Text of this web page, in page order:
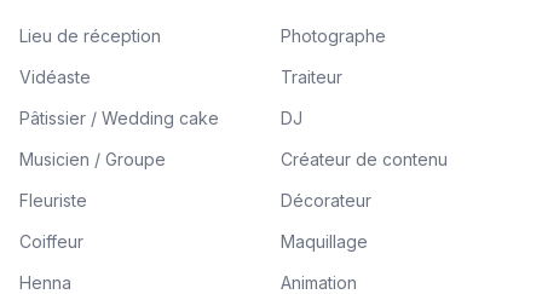
Lieu de réception
Photographe
Vidéaste
Traiteur
Pâtissier / Wedding cake
DJ
Musicien / Groupe
Créateur de contenu
Fleuriste
Décorateur
Coiffeur
Maquillage
Henna
Animation